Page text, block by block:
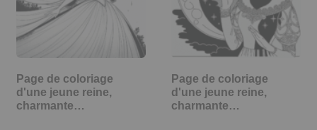
Page de coloriage
d'une jeune reine,
charmante…
Page de coloriage
d'une jeune reine,
charmante…